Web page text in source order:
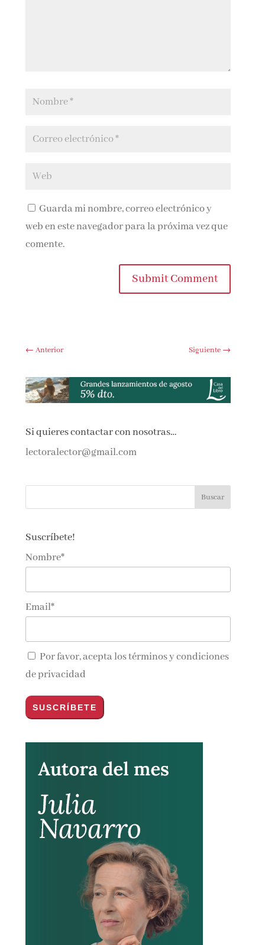
Guarda mi nombre, correo electrónico y
web en este navegador para la próxima vez que
comente.
Submit Comment
←Anterior Siguiente→
Si quieres contactar con nosotras…
lectoralector@gmail.com
Suscríbete!
Nombre*
Email*
Por favor, acepta lostérminos y condiciones
de privacidad